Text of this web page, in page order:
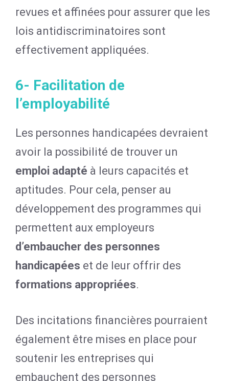
revues et affinées pour assurer que les
lois antidiscriminatoires sont
effectivement appliquées.
6- Facilitation de
l’employabilité
Les personnes handicapées devraient
avoir la possibilité de trouver un
emploi adapté à leurs capacités et
aptitudes. Pour cela, penser au
développement des programmes qui
permettent aux employeurs
d’embaucher des personnes
handicapées et de leur offrir des
formations appropriées.
Des incitations financières pourraient
également être mises en place pour
soutenir les entreprises qui
embauchent des personnes